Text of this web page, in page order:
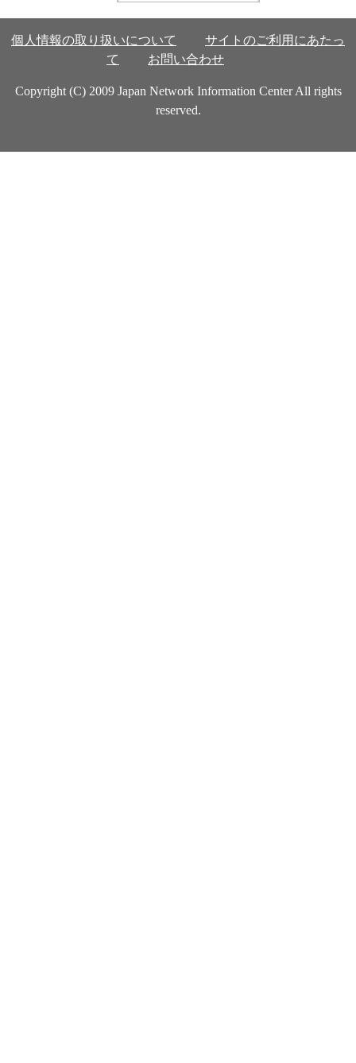
個人情報の取り扱いについて
サイトのご利用にあたっ
て
お問い合わせ
Copyright (C) 2009 Japan Network Information Center All rights
reserved.